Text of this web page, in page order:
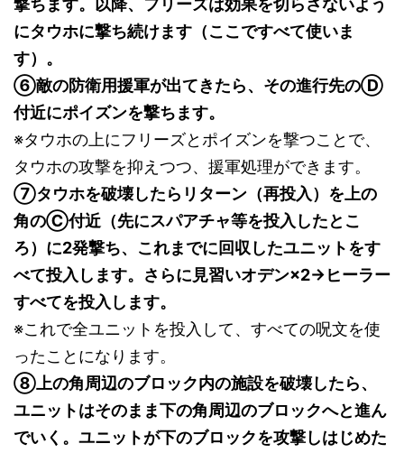
撃ちます。以降、フリーズは効果を切らさないよう
にタウホに撃ち続けます（ここですべて使いま
す）。
⑥敵の防衛用援軍が出てきたら、その進行先のⒹ
付近にポイズンを撃ちます。
※タウホの上にフリーズとポイズンを撃つことで、
タウホの攻撃を抑えつつ、援軍処理ができます。
⑦タウホを破壊したらリターン（再投入）を上の
角のⒸ付近（先にスパアチャ等を投入したとこ
ろ）に2発撃ち、これまでに回収したユニットをす
べて投入します。さらに見習いオデン×2→ヒーラー
すべてを投入します。
※これで全ユニットを投入して、すべての呪文を使
ったことになります。
⑧上の角周辺のブロック内の施設を破壊したら、
ユニットはそのまま下の角周辺のブロックへと進ん
でいく。ユニットが下のブロックを攻撃しはじめた